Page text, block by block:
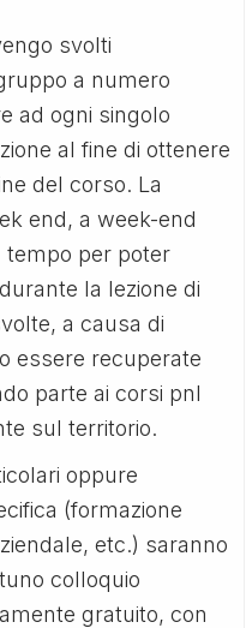
svolti
a numero
ad ogni singolo
al fine di ottenere
del corso. La
end, a week-end
tempo per poter
la lezione di
a causa di
essere recuperate
parte ai corsi pnl
sul territorio.
oppure
(formazione
etc.) saranno
colloquio
gratuito, con